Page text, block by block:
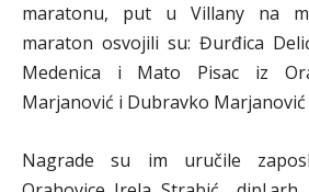
maratonu, put u Villany na
maraton osvojili su: Đurđica
Medenica i Mato Pisac iz
Marjanović i Dubravko Marjanović
Nagrade su im uručile